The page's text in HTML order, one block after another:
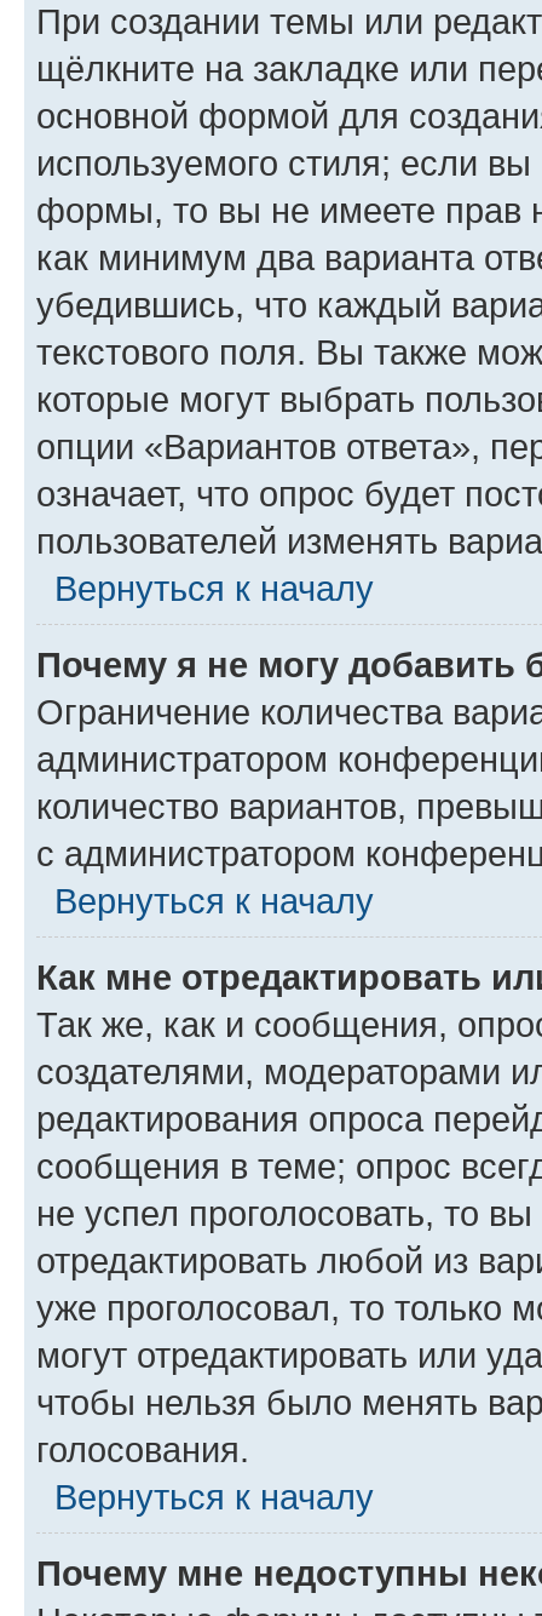
При создании темы или
щёлкните на закладке или
основной формой для
используемого стиля; если
формы, то вы не имеете прав
как минимум два варианта
убедившись, что каждый
текстового поля. Вы также
которые могут выбрать
опции «Вариантов ответа»,
означает, что опрос будет
пользователей изменять
Вернуться к началу
Почему я не могу добавить
Ограничение количества
администратором
количество вариантов,
с администратором
Вернуться к началу
Как мне отредактировать
Так же, как и сообщения,
создателями, модераторами
редактирования опроса
сообщения в теме; опрос
не успел проголосовать, то
отредактировать любой из
уже проголосовал, то только
могут отредактировать или
чтобы нельзя было менять
голосования.
Вернуться к началу
Почему мне недоступны